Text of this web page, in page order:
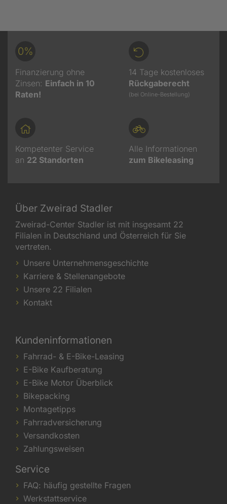
0%
Finanzierung ohne
Zinsen: Einfach in 10
Raten!
14 Tage kostenloses
Rückgaberecht
(bei Online-Bestellung)
Kompetenter Service
an 22 Standorten
Alle Informationen
zum Bikeleasing
Über Zweirad Stadler
Zweirad-Center Stadler ist mit insgesamt 22
Filialen in Deutschland und Österreich für Sie
vertreten.
Unsere Unternehmensgeschichte
Karriere & Stellenangebote
Unsere 22 Filialen
Kontakt
Kundeninformationen
Fahrrad- & E-Bike-Leasing
E-Bike Kaufberatung
E-Bike Motor Überblick
Bikepacking
Montagetipps
Fahrradversicherung
Versandkosten
Zahlungsweisen
Service
FAQ: häufig gestellte Fragen
Werkstattservice